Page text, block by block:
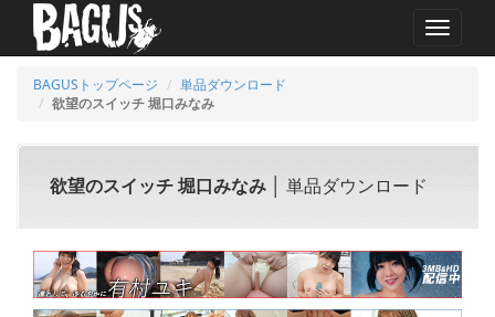
MENU
BAGUSトップページ
単品ダウンロード
欲望のスイッチ 堀口みなみ
欲望のスイッチ 堀口みなみ │ 単品ダウンロード